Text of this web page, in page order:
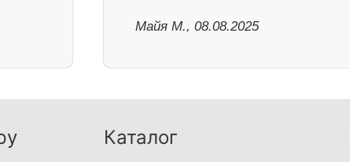
Майя М., 08.08.2025
Каталог